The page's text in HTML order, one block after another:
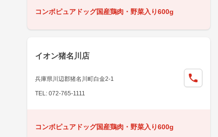
コンボピュアドッグ国産鶏肉・野菜入り600g
イオン猪名川店
兵庫県川辺郡猪名川町白金2-1
TEL: 072-765-1111
コンボピュアドッグ国産鶏肉・野菜入り600g